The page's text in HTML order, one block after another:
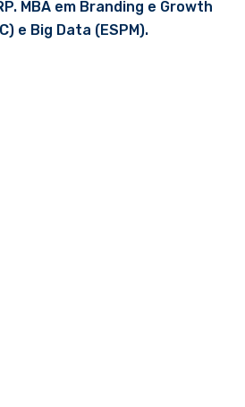
MBA em Branding e Growth
e Big Data (ESPM).